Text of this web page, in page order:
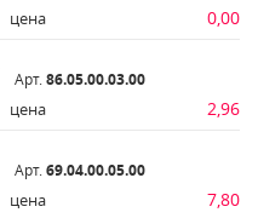
цена 0,00
Арт. 86.05.00.03.00
цена 2,96
Арт. 69.04.00.05.00
цена 7,80